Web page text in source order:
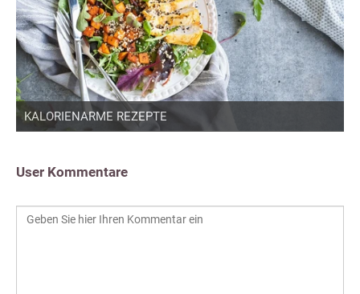
KALORIENARME REZEPTE
User Kommentare